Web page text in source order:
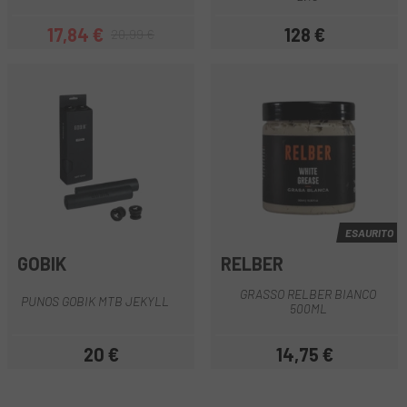
Prezzo
17,84 €Prezzo base Prezzo
128 €
GOBIK
PUNOS GOBIK MTB JEKYLL
Prezzo
20 €
ESAURITO
RELBER
GRASSO RELBER BIANCO
500ML
Prezzo
14,75 €